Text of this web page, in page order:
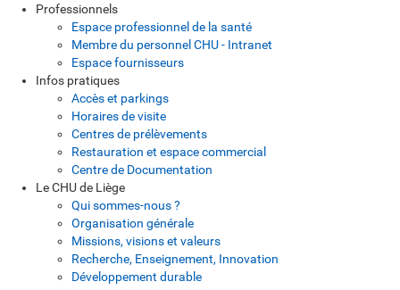
Professionnels
Espace professionnel de la santé
Membre du personnel CHU - Intranet
Espace fournisseurs
Infos pratiques
Accès et parkings
Horaires de visite
Centres de prélèvements
Restauration et espace commercial
Centre de Documentation
Le CHU de Liège
Qui sommes-nous ?
Organisation générale
Missions, visions et valeurs
Recherche, Enseignement, Innovation
Développement durable